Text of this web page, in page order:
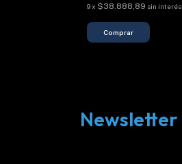
9x $38.888,89 sin interés
Newsletter